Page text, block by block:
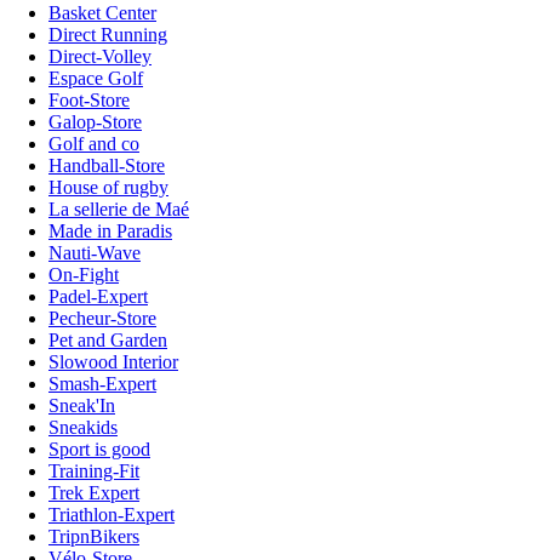
Basket Center
Direct Running
Direct-Volley
Espace Golf
Foot-Store
Galop-Store
Golf and co
Handball-Store
House of rugby
La sellerie de Maé
Made in Paradis
Nauti-Wave
On-Fight
Padel-Expert
Pecheur-Store
Pet and Garden
Slowood Interior
Smash-Expert
Sneak'In
Sneakids
Sport is good
Training-Fit
Trek Expert
Triathlon-Expert
TripnBikers